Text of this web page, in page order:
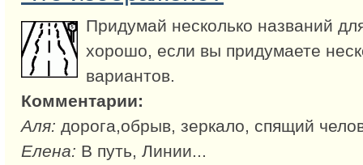
Придумай несколько названий
хорошо, если вы придумаете
вариантов.
Комментарии:
Аля: дорога,обрыв, зеркало, спящий
Елена: В путь, Линии...